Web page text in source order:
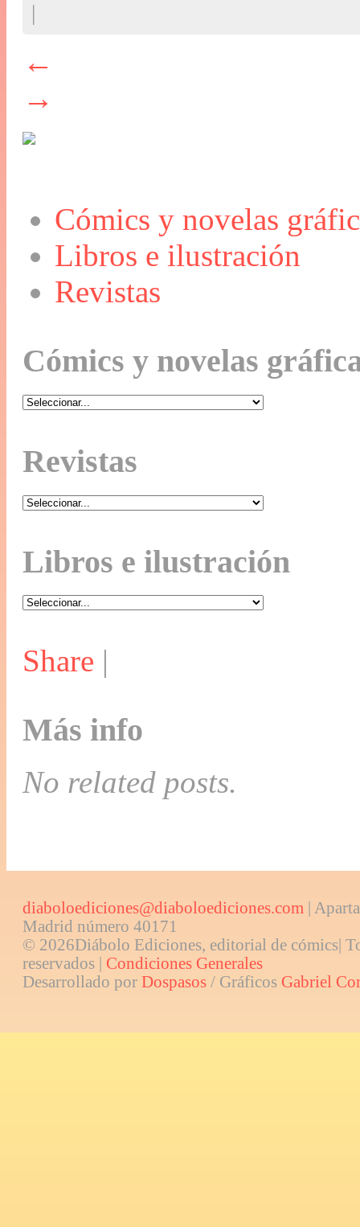
|
←
→
Cómics y novelas
Libros e ilustración
Revistas
Cómics y novelas
Revistas
Libros e ilustración
Share |
Más info
No related posts.
diaboloediciones@diaboloediciones.com |
Madrid número 40171
© 2026Diábolo Ediciones, editorial de cómics|
reservados | Condiciones Generales
Desarrollado por Dospasos / Gráficos Gabriel